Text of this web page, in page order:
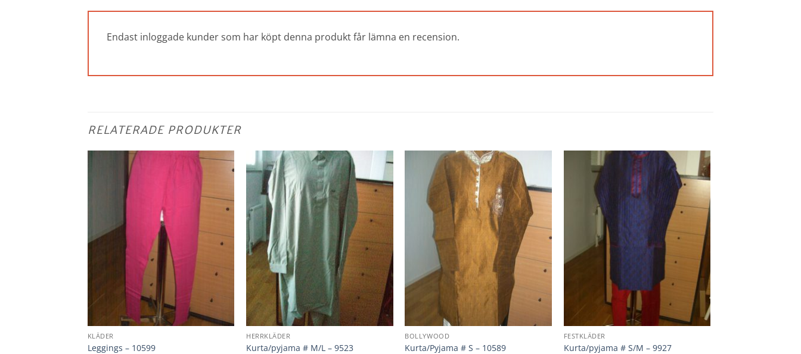
Endast inloggade kunder som har köpt denna produkt får lämna en recension.
RELATERADE PRODUKTER
KLÄDER
Leggings – 10599
HERRKLÄDER
Kurta/pyjama # M/L – 9523
BOLLYWOOD
Kurta/Pyjama # S – 10589
FESTKLÄDER
Kurta/pyjama # S/M – 9927